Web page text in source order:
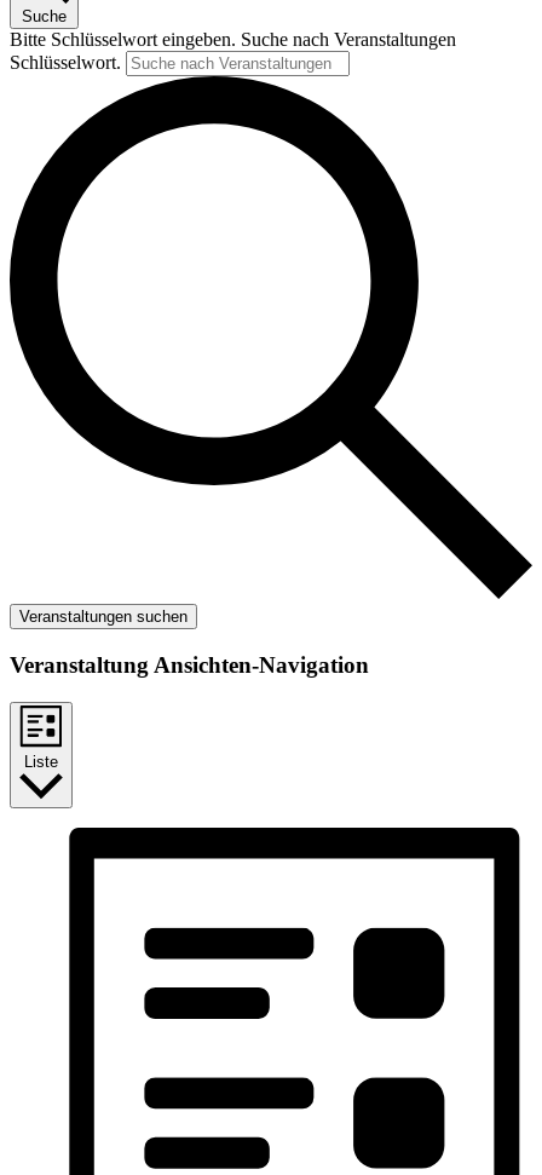
Suche
Bitte Schlüsselwort eingeben. Suche nach Veranstaltungen
Schlüsselwort.
Veranstaltungen suchen
Veranstaltung Ansichten-Navigation
Liste